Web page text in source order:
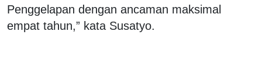
Penggelapan dengan ancaman maksimal
empat tahun,” kata Susatyo.